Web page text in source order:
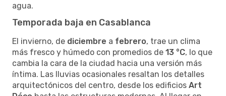
agua.
Temporada baja en Casablanca
El invierno, de diciembre a febrero, trae un clima
más fresco y húmedo con promedios de 13 °C, lo que
cambia la cara de la ciudad hacia una versión más
íntima. Las lluvias ocasionales resaltan los detalles
arquitectónicos del centro, desde los edificios Art